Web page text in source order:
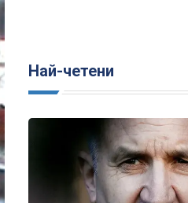
Най-четени